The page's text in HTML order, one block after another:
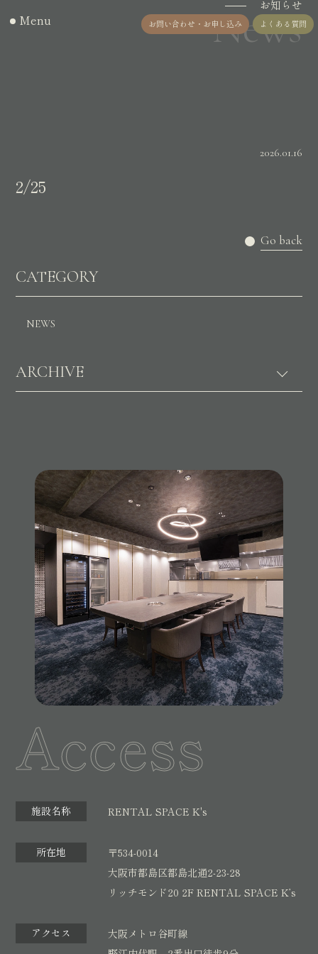
Menu お問い合わせ・お申し込み よくある質問
お知らせ
News
2026.01.16
2/25
Go back
CATEGORY
NEWS
ARCHIVE
Access
施設名称 RENTAL SPACE K's
所在地
〒534-0014
大阪市都島区都島北通2-23-28
リッチモンド20 2F RENTAL SPACE K’s
アクセス
大阪メトロ谷町線